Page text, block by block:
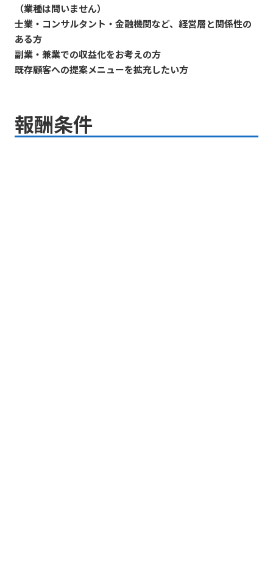
（業種は問いません）
士業・コンサルタント・金融機関など、経営層と関係性の
ある方
副業・兼業での収益化をお考えの方
既存顧客への提案メニューを拡充したい方
報酬条件